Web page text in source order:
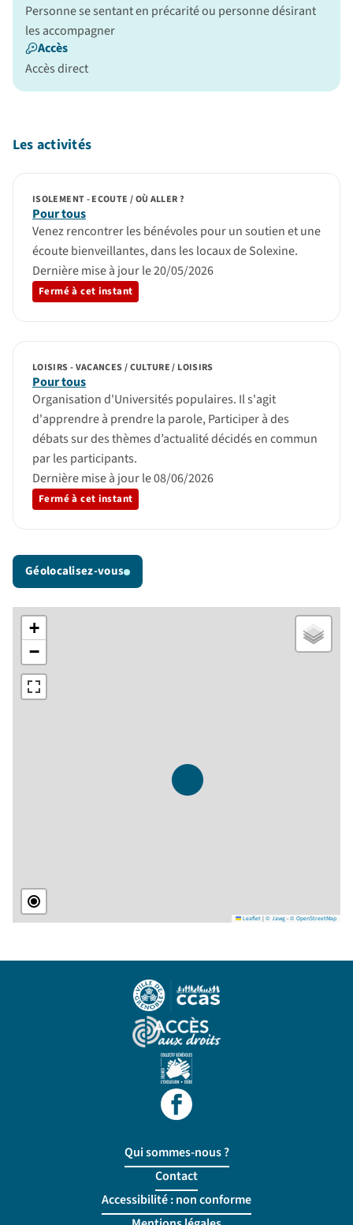
Personne se sentant en précarité ou personne désirant
les accompagner
Accès
Accès direct
Les activités
Pour tous
ISOLEMENT - ECOUTE / OÙ ALLER ?
Venez rencontrer les bénévoles pour un soutien et une
écoute bienveillantes, dans les locaux de Solexine.
Dernière mise à jour le 20/05/2026
Fermé à cet instant
Pour tous
LOISIRS - VACANCES / CULTURE / LOISIRS
Organisation d'Universités populaires. Il s'agit
d'apprendre à prendre la parole, Participer à des
débats sur des thèmes d’actualité décidés en commun
par les participants.
Dernière mise à jour le 08/06/2026
Fermé à cet instant
Géolocalisez-vous
+
−
Leaflet|© Jawg-© OpenStreetMap
Qui sommes-nous ?
Contact
Accessibilité : non conforme